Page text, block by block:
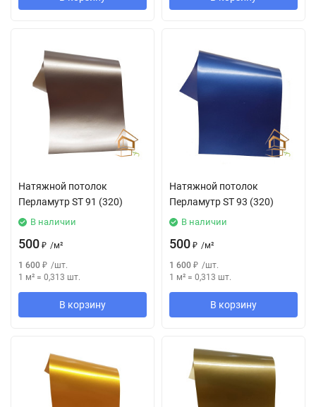
Натяжной потолок
Перламутр SТ 91 (320)
В наличии
500 ₽ /м²
1 600 ₽ /шт.
1 м² = 0,313 шт.
В корзину
Натяжной потолок
Перламутр SТ 93 (320)
В наличии
500 ₽ /м²
1 600 ₽ /шт.
1 м² = 0,313 шт.
В корзину